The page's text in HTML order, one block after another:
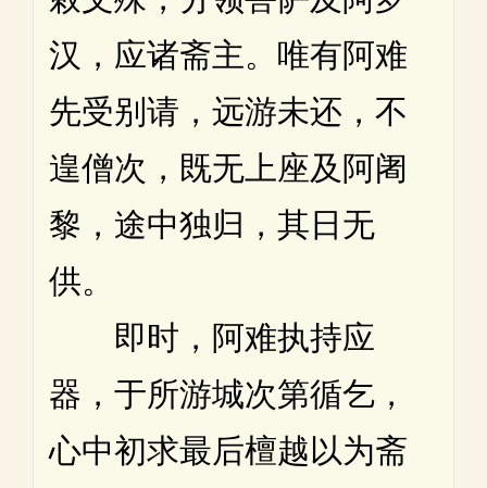
汉，应诸斋主。唯有阿难
先受别请，远游未还，不
遑僧次，既无上座及阿阇
黎，途中独归，其日无
供。
即时，阿难执持应
器，于所游城次第循乞，
心中初求最后檀越以为斋